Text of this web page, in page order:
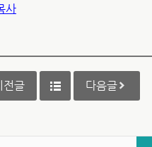
사
전글 다음글